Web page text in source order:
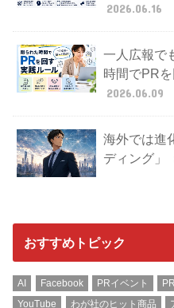
2026.06.16
一人広報で
時間でPR
2026.06.09
海外では進
ディング」
おすすめトピック
AI Facebook PRイベント
YouTube
わが社のヒット商品